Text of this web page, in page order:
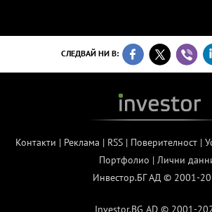
СЛЕДВАЙ НИ В:
Контакти | Реклама | RSS| Поверителност|
Портфолио | Лични
Инвестор.БГ АД © 2001-
Investor.BG AD © 2001-